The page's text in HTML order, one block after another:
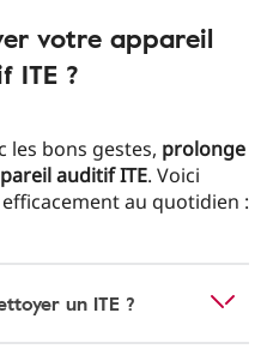
votre appareil
ITE ?
les bons gestes, prolonge
auditif ITE. Voici
au quotidien :
un ITE ?